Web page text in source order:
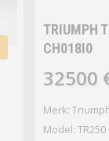
TRIUMPH
CH018I0
32500
Merk:
Model: